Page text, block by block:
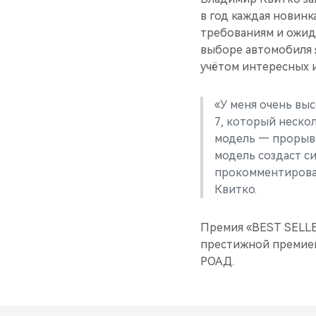
в год каждая
требованиям и
выборе автомобиля
учётом интересных
«У меня очень
7, который
модель — прорыв
модель создаст
Квитко.
Премия «BEST
престижной
РОАД.